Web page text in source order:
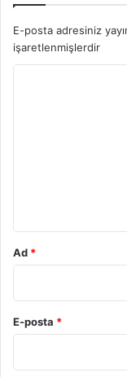
E-posta adresiniz
işaretlenmişlerdir
Ad *
E-posta *